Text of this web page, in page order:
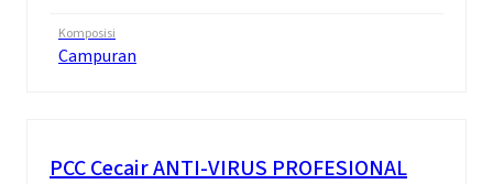
Komposisi
Campuran
PCCCecair ANTI-VIRUS PROFESIONAL